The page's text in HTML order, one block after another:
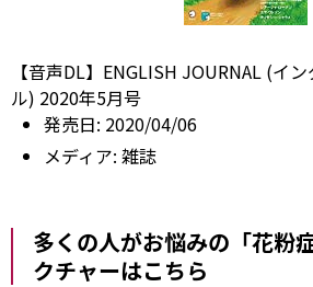
【音声DL】ENGLISH JOURNAL (イ
ル) 2020年5月号
発売日: 2020/04/06
メディア: 雑誌
多くの人がお悩みの「花粉
クチャーはこちら